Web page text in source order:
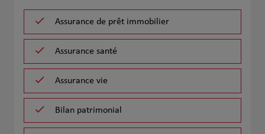
Assurance de prêt immobilier
Assurance santé
Assurance vie
Bilan patrimonial